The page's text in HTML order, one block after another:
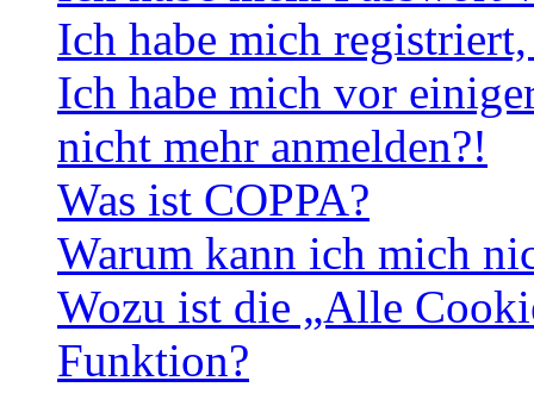
Ich habe mich
Ich habe mich vor
nicht mehr anmelden?!
Was ist COPPA?
Warum kann ich mich
Wozu ist die „Alle
Funktion?